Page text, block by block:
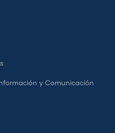
y Comunicación